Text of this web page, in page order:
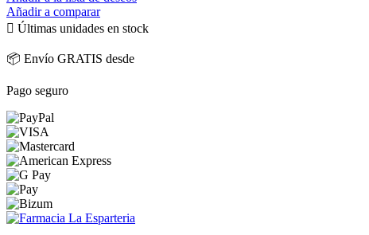
Añadir a comparar
 Últimas unidades en stock
📦 Envío GRATIS desde
Pago seguro